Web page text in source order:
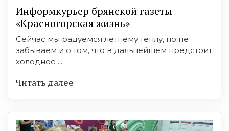
Информкурьер брянской газеты
«Красногорская жизнь»
Сейчас мы радуемся летнему теплу, но не
забываем и о том, что в дальнейшем предстоит
холодное ...
Читать далее